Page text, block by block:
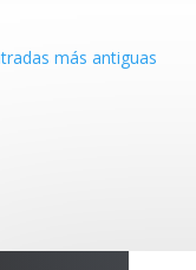
más antiguas